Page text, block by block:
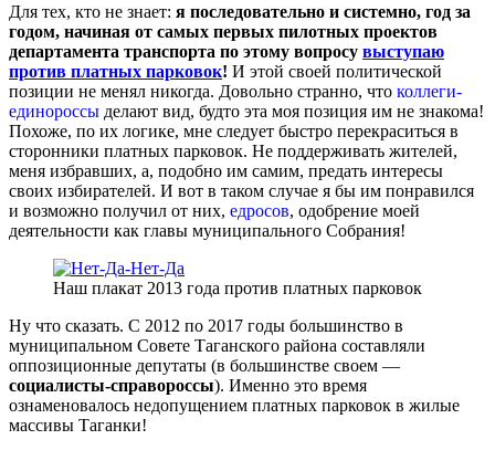
Для тех, кто не знает: я последовательно и системно, год за
годом, начиная от самых первых пилотных проектов
департамента транспорта по этому вопросу выступаю
против платных парковок! И этой своей политической
позиции не менял никогда. Довольно странно, что коллеги-
единороссы делают вид, будто эта моя позиция им не знакома!
Похоже, по их логике, мне следует быстро перекраситься в
сторонники платных парковок. Не поддерживать жителей,
меня избравших, а, подобно им самим, предать интересы
своих избирателей. И вот в таком случае я бы им понравился
и возможно получил от них, едросов, одобрение моей
деятельности как главы муниципального Собрания!
Наш плакат 2013 года против платных парковок
Ну что сказать. С 2012 по 2017 годы большинство в
муниципальном Совете Таганского района составляли
оппозиционные депутаты (в большинстве своем —
социалисты-справороссы). Именно это время
ознаменовалось недопущением платных парковок в жилые
массивы Таганки!